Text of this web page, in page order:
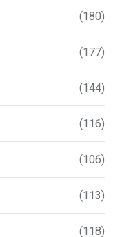
(180)
(177)
(144)
(116)
(106)
(113)
(118)